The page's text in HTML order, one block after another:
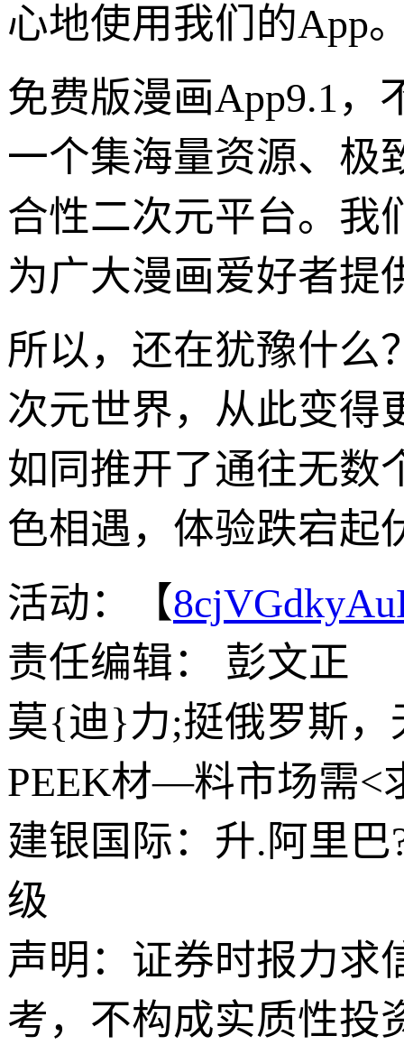
心地使用我们的App
免费版漫画App9.1，
一个集海量资源、极
合性二次元平台。我
为广大漫画爱好者提
所以，还在犹豫什么
次元世界，从此变得
如同推开了通往无数
色相遇，体验跌宕起
活动：【
责任编辑： 彭文正
莫{迪}力;挺俄罗斯，
PEEK材—料市场需<
建银国际：升.阿里
级
声明：证券时报力求
考，不构成实质性投